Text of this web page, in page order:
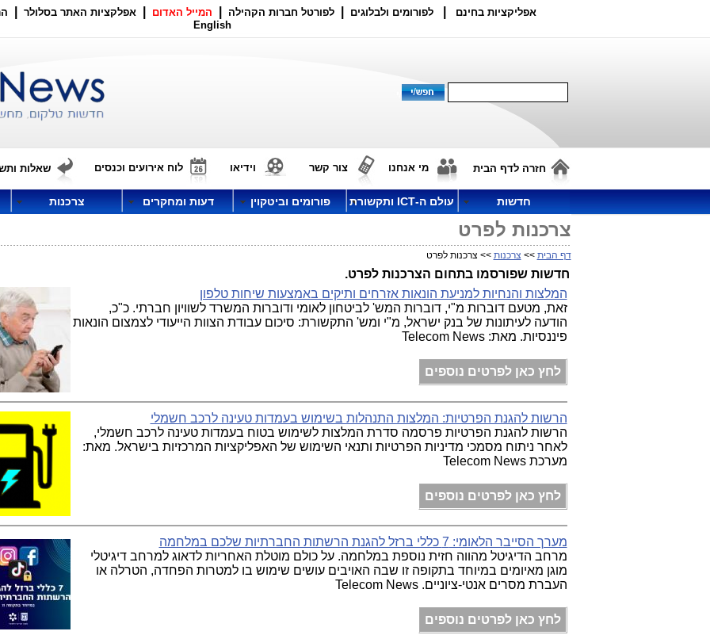
אפליקציות בחינם לפורומים ולבלוגים לפורטל חברות הקהילה המייל האדום אפלקציות האתר בסלולר
English
חזרה לדף הבית מי אנחנו צור קשר וידיאו לוח אירועים וכנסים שאלות
חדשות עולם ה-ICT ותקשורת פורומים וביטקוין דעות ומחקרים צרכנות
צרכנות לפרט
דף הבית >> צרכנות >> צרכנות לפרט
חדשות שפורסמו בתחום הצרכנות לפרט.
המלצות והנחיות למניעת הונאות אזרחים ותיקים באמצעות שיחות טלפון
זאת, מטעם דוברות מ"י, דוברות המש' לביטחון לאומי ודוברות המשרד לשוויון חברתי. כ"כ,
הודעה לעיתונות של בנק ישראל, מ"י ומש' התקשורת: סיכום עבודת הצוות הייעודי לצמצום הונאות
פיננסיות. מאת: Telecom News
לחץ כאן לפרטים נוספים
הרשות להגנת הפרטיות: המלצות התנהלות בשימוש בעמדות טעינה לרכב חשמלי
הרשות להגנת הפרטיות פרסמה סדרת המלצות לשימוש בטוח בעמדות טעינה לרכב חשמלי,
לאחר ניתוח מסמכי מדיניות הפרטיות ותנאי השימוש של האפליקציות המרכזיות בישראל. מאת:
מערכת Telecom News
לחץ כאן לפרטים נוספים
מערך הסייבר הלאומי: 7 כללי ברזל להגנת הרשתות החברתיות שלכם במלחמה
מרחב הדיגיטל מהווה חזית נוספת במלחמה. על כולם מוטלת האחריות לדאוג למרחב דיגיטלי
מוגן מאיומים במיוחד בתקופה זו שבה האויבים עושים שימוש בו למטרות הפחדה, הטרלה או
העברת מסרים אנטי-ציוניים. Telecom News
לחץ כאן לפרטים נוספים